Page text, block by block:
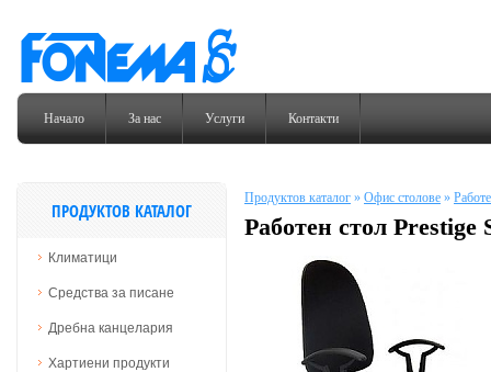
Начало За нас Услуги Контакти
ПРОДУКТОВ КАТАЛОГ
Климатици
Средства за писане
Дребна канцелария
Хартиени продукти
Продуктов каталог » Офис столове »
Работен стол Prestige